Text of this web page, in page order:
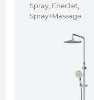
Spray, EnerJet,
Spray+Massage